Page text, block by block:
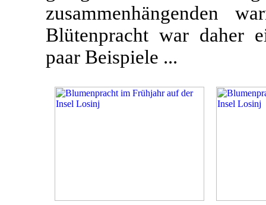
zusammenhängenden
Blütenpracht war daher
paar Beispiele ...